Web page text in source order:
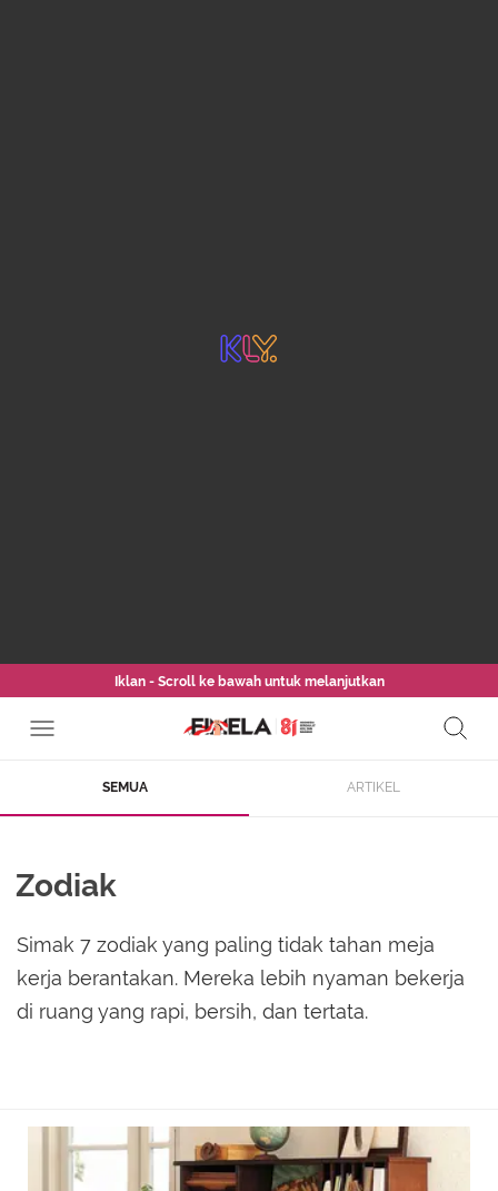
Iklan - Scroll ke bawah untuk melanjutkan
SEMUA ARTIKEL
Zodiak
Simak 7 zodiak yang paling tidak tahan meja
kerja berantakan. Mereka lebih nyaman bekerja
di ruang yang rapi, bersih, dan tertata.